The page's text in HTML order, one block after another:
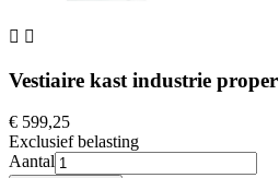
 
Vestiaire kast industrie proper
€ 599,25
Exclusief belasting
Aantal